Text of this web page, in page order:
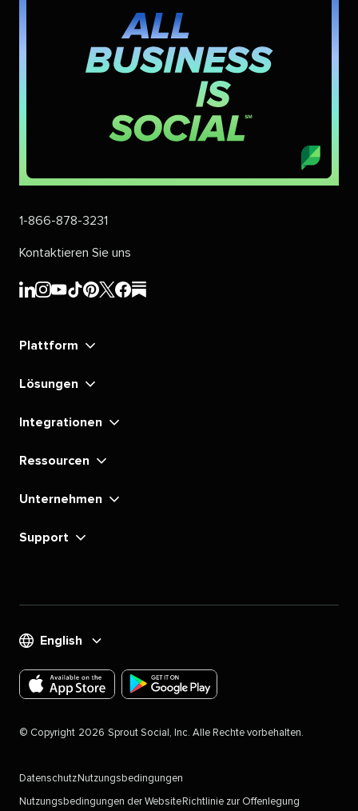
1-866-878-3231​​
Kontaktieren Sie uns​​
Sprout
LinkedIn​​
Sprout
Instagram​​
Sprout
YouTube​​
Sprout
TikTok​​
Sprout
Pinterest​​
Sprout
Sprout
Sprout
Plattform​​
Lösungen​​
Integrationen​​
Ressourcen​​
Unternehmen​​
Support​​
English​​
Sie
Sprout
Sie
Sprout
©​​ Copyright​​ 2026​​ Sprout Social, Inc. Alle Rechte vorbehalten.​​
Datenschutz​​ Nutzungsbedingungen​​
Nutzungsbedingungen der Website​​ Richtlinie zur Offenlegung​​